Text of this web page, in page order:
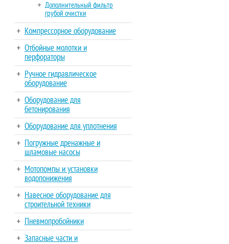
Дополнительный фильтр
грубой очистки
Компрессорное оборудование
Отбойные молотки и
перфораторы
Ручное гидравлическое
оборудование
Оборудование для
бетонирования
Оборудование для уплотнения
Погружные дренажные и
шламовые насосы
Мотопомпы и установки
водопонижения
Навесное оборудование для
строительной техники
Пневмопробойники
Запасные части и